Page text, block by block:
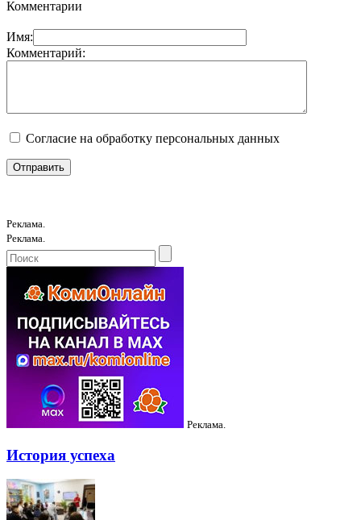
Комментарии
Имя:
Комментарий:
Согласие на обработку персональных данных
Реклама.
Реклама.
Реклама.
История успеха